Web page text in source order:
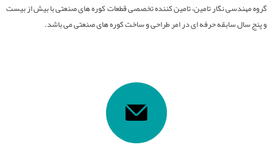
گروه مهندسی نگار تامین، تامین کننده تخصصی قطعات کوره های صنعتی با بیش از بیست
و پنج سال سابقه حرفه ای در امر طراحی و ساخت کوره های صنعتی می باشد.